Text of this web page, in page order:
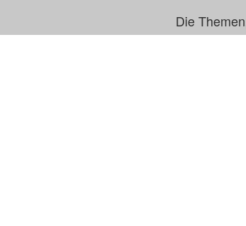
Die
Software